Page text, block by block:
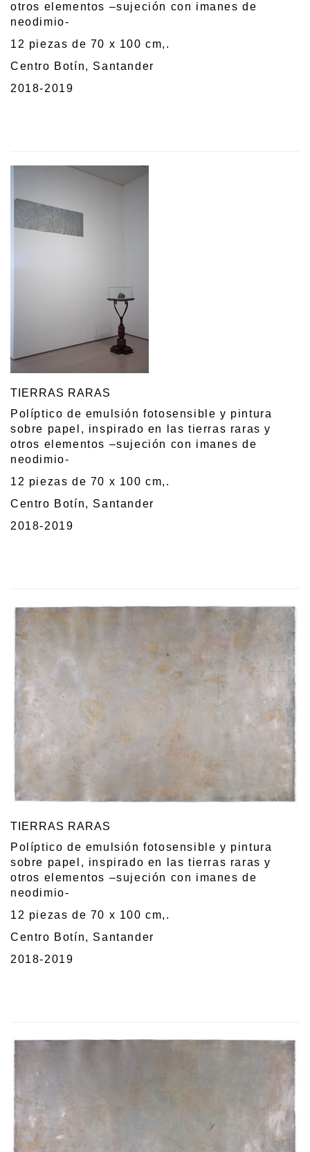
otros elementos –sujeción con imanes de
neodimio-
12 piezas de 70 x 100 cm,.
Centro Botín, Santander
2018-2019
TIERRAS RARAS
Políptico de emulsión fotosensible y pintura
sobre papel, inspirado en las tierras raras y
otros elementos –sujeción con imanes de
neodimio-
12 piezas de 70 x 100 cm,.
Centro Botín, Santander
2018-2019
TIERRAS RARAS
Políptico de emulsión fotosensible y pintura
sobre papel, inspirado en las tierras raras y
otros elementos –sujeción con imanes de
neodimio-
12 piezas de 70 x 100 cm,.
Centro Botín, Santander
2018-2019